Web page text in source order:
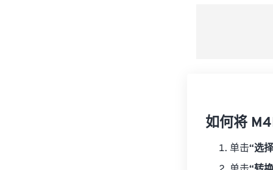
如何将
单击“选